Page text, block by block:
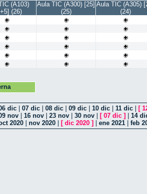
(A103)
(26)
Aula TIC (A300) [25]
(25)
Aula TIC (A305)
(24)
dic 07 dic 08 dic 09 dic 10 dic 11 dic [
nov 16 nov 23 nov 30 nov [ 07 dic ]
14
2020 nov 2020 [ dic 2020 ] ene 2021 feb